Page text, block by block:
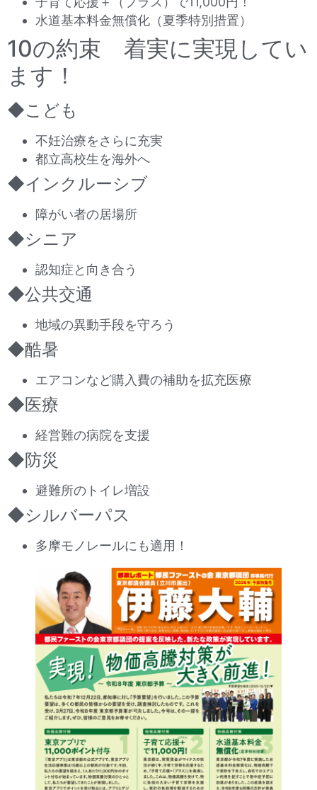
水道基本料金無償化（夏季特別措置）
10の約束 着実に実現してい
ます！
◆こども
不妊治療をさらに充実
都立高校生を海外へ
◆インクルーシブ
障がい者の居場所
◆シニア
認知症と向き合う
◆公共交通
地域の異動手段を守ろう
◆酷暑
エアコンなど購入費の補助を拡充医療
◆医療
経営難の病院を支援
◆防災
避難所のトイレ増設
◆シルバーパス
多摩モノレールにも適用！